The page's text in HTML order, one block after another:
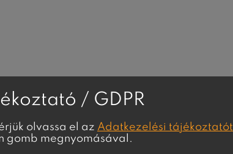
/ GDPR
olvassa el az Adatkezelési tájékoztatót
gomb megnyomásával.